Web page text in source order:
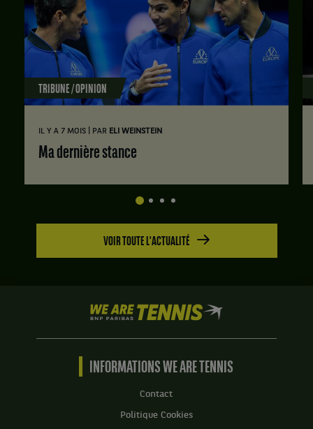
TRIBUNE / OPINION
IL Y A 7 MOIS PAR ELI WEINSTEIN
Ma dernière stance
VOIR TOUTE L'ACTUALITÉ
We
are
Tennis
BNP
Accueil
INFORMATIONS WE ARE TENNIS
Contact
Politique Cookies